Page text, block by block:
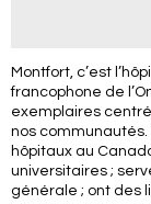
Montfort, c’est
francophone de
exemplaires
nos communautés.
hôpitaux au
universitaires ;
générale ; ont des